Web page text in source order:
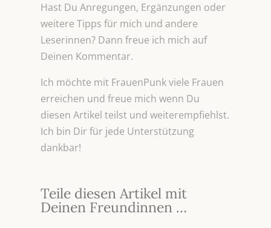
Hast Du Anregungen, Ergänzungen oder
weitere Tipps für mich und andere
Leserinnen? Dann freue ich mich auf
Deinen Kommentar.
Ich möchte mit FrauenPunk viele Frauen
erreichen und freue mich wenn Du
diesen Artikel teilst und weiterempfiehlst.
Ich bin Dir für jede Unterstützung
dankbar!
Teile diesen Artikel mit
Deinen Freundinnen …